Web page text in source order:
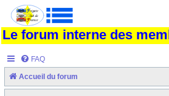
Le forum interne des
FAQ
Accueil du forum